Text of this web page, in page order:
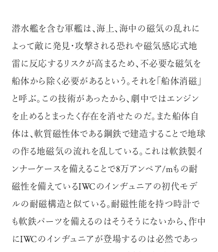
潜水艦を含む軍艦は、海上、海中の磁気の乱れに
よって敵に発見・攻撃される恐れや磁気感応式地
雷に反応するリスクが高まるため、不必要な磁気を
船体から除く必要があるという。それを「船体消磁」
と呼ぶ。この技術があったから、劇中ではエンジン
を止めるとまったく存在を消せたのだ。また船体自
体は、軟質磁性体である鋼鉄で建造することで地球
の作る地磁気の流れを乱している。これは軟鉄製イ
ンナーケースを備えることで8万アンペア/mもの耐
磁性を備えているIWCのインヂュニアの初代モデ
ルの耐磁構造と似ている。耐磁性能を持つ時計で
も軟鉄パーツを備えるのはそうそうにないから、作中
にIWCのインヂュニアが登場するのは必然であっ